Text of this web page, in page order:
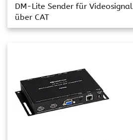
DM-Lite Sender für
über CAT